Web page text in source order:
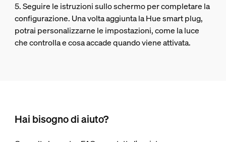
5. Seguire le istruzioni sullo schermo per completare la
configurazione. Una volta aggiunta la Hue smart plug,
potrai personalizzarne le impostazioni, come la luce
che controlla e cosa accade quando viene attivata.
Hai bisogno di aiuto?